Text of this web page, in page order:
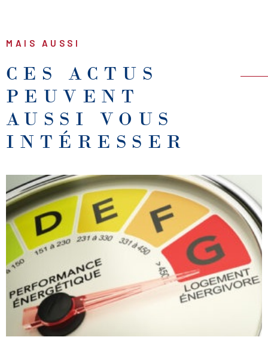
MAIS AUSSI
CES ACTUS
PEUVENT
AUSSI VOUS
INTÉRESSER
LIRE L'ARTICLE